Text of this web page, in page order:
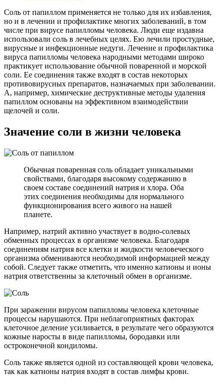
Соль от папиллом применяется не только для их избавления,
но и в лечении и профилактике многих заболеваний, в том
числе при вирусе папилломы человека. Люди еще издавна
использовали соль в лечебных целях. Ею лечили простудные,
вирусные и инфекционные недуги. Лечение и профилактика
вируса папилломы человека народными методами широко
практикует использование обычной поваренной и морской
соли. Ее соединения также входят в состав некоторых
противовирусных препаратов, назначаемых при заболевании.
А, например, химические деструктивные методы удаления
папиллом основаны на эффективном взаимодействии
щелочей и соли.
Значение соли в жизни человека
Обычная поваренная соль обладает уникальными
свойствами, благодаря высокому содержанию в
своем составе соединений натрия и хлора. Оба
этих соединения необходимы для нормального
функционирования всего живого на нашей
планете.
Например, натрий активно участвует в водно-солевых
обменных процессах в организме человека. Благодаря
соединениям натрия все клетки и жидкости человеческого
организма обмениваются необходимой информацией между
собой. Следует также отметить, что именно катионы и ионы
натрия ответственны за клеточный обмен в организме.
При заражении вирусом папилломы человека клеточные
процессы нарушаются. При неблагоприятных факторах
клеточное деление усиливается, в результате чего образуются
кожные наросты в виде папилломы, бородавки или
остроконечной кондиломы.
Соль также является одной из составляющей крови человека,
так как катионы натрия входят в состав лимфы крови.